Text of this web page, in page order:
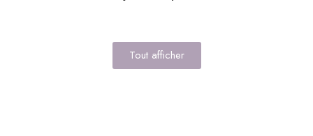
Tout afficher